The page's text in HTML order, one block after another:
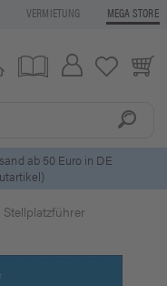
VERMIETUNG MEGA STORE
5 Euro Gutschein* bei
Stellplatzführer